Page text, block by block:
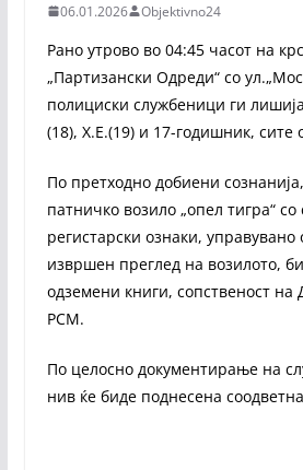
06.01.2026 Objektivno24
Рано утрово во 04:45 часот на
„Партизански Одреди“ со
полициски службеници ги
(18), Х.Е.(19) и 17-годишник, сите
По претходно добиени
патничко возило „опел тигра“ со
регистарски ознаки,
извршен преглед на возилото,
одземени книги, сопственост
РСМ.
По целосно документирање на
нив ќе биде поднесена